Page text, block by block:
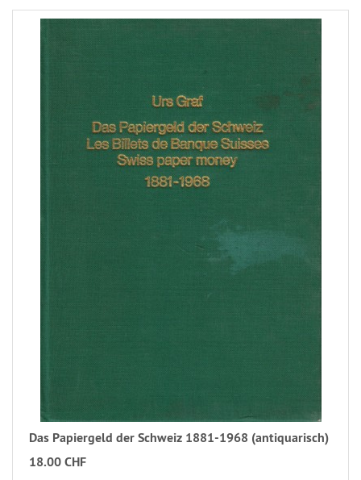
Das Papiergeld der Schweiz 1881-1968 (antiquarisch)
18.00 CHF